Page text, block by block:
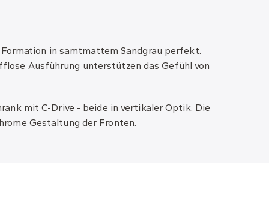
in samtmattem Sandgrau perfekt.
Ausführung unterstützen das Gefühl von
mit C-Drive - beide in vertikaler Optik. Die
Gestaltung der Fronten.